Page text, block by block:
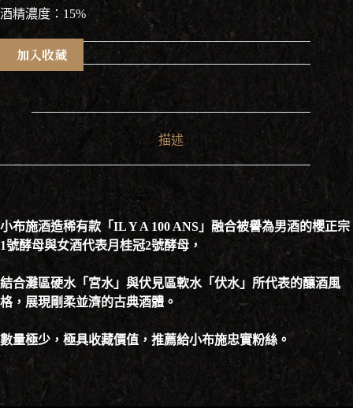
酒精濃度：15%
加入收藏
描述
小布施酒造稀有款「IL Y A 100 ANS」融合被譽為男酒的櫻正宗
1號酵母與女酒代表月桂冠2號酵母，
結合灘區硬水「宮水」與伏見區軟水「伏水」所代表的釀酒風
格，展現剛柔並濟的古典酒體。
數量極少，極具收藏價值，推薦給小布施忠實粉絲。